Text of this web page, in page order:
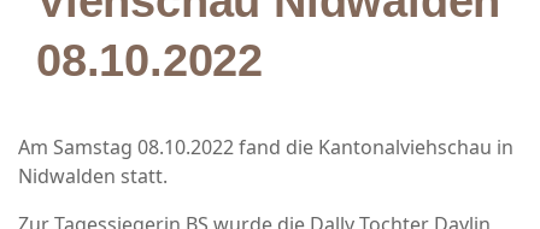
08.10.2022
Am Samstag 08.10.2022 fand die Kantonalviehschau in
Nidwalden statt.